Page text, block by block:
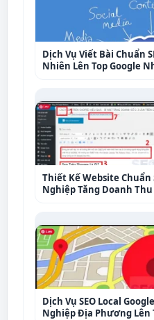
Dịch Vụ Viết Bài Chuẩn
Nhiên Lên Top Google
Thiết Kế Website Chuẩn
Nghiệp Tăng Doanh Thu
Dịch Vụ SEO Local
Nghiệp Địa Phương Lên